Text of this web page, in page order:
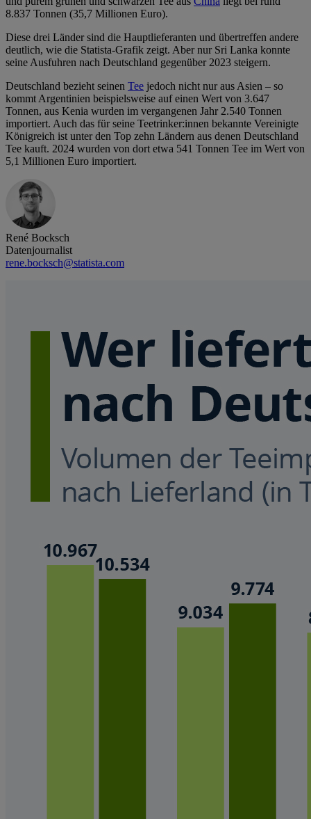
8.837 Tonnen (35,7 Millionen Euro).
Diese drei Länder sind die Hauptlieferanten und übertreffen andere
deutlich, wie die Statista-Grafik zeigt. Aber nur Sri Lanka konnte
seine Ausfuhren nach Deutschland gegenüber 2023 steigern.
Deutschland bezieht seinen Tee jedoch nicht nur aus Asien – so
kommt Argentinien beispielsweise auf einen Wert von 3.647
Tonnen, aus Kenia wurden im vergangenen Jahr 2.540 Tonnen
importiert. Auch das für seine Teetrinker:innen bekannte Vereinigte
Königreich ist unter den Top zehn Ländern aus denen Deutschland
Tee kauft. 2024 wurden von dort etwa 541 Tonnen Tee im Wert von
5,1 Millionen Euro importiert.
René Bocksch
Datenjournalist
rene.bocksch@statista.com